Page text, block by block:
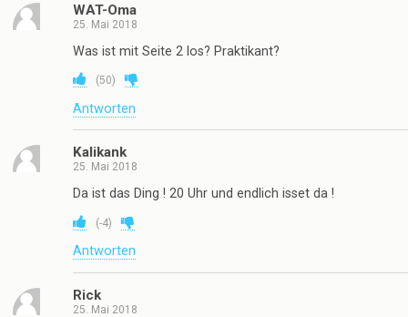
WAT-Oma
25. Mai 2018
Was ist mit Seite 2 los? Praktikant?
(50)
Antworten
Kalikank
25. Mai 2018
Da ist das Ding ! 20 Uhr und endlich isset da !
(-4)
Antworten
Rick
25. Mai 2018